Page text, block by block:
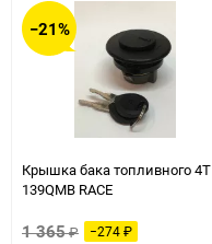
−21%
Крышка бака топливного 4T
139QMB RACE
1 365₽ −274₽